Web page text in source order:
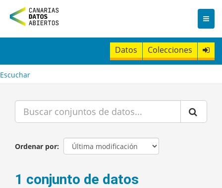
n
t
Datos Colecciones
Escuchar
Ordenar por
1 conjunto de datos